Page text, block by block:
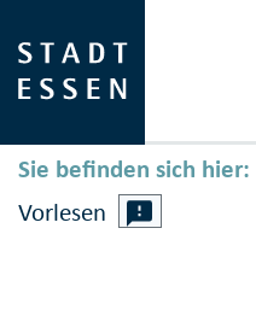
Sie befinden sich hier:
Vorlesen